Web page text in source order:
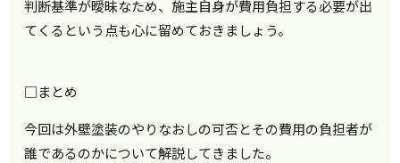
判断基準が曖昧なため、施主自身が費用負担する必要が出
てくるという点も心に留めておきましょう。
□まとめ
今回は外壁塗装のやりなおしの可否とその費用の負担者が
誰であるのかについて解説してきました。